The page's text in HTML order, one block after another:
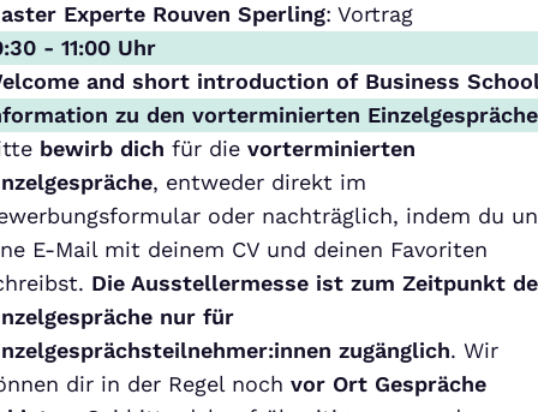
Experte Rouven Sperling: Vortrag
- 11:00 Uhr
and short introduction of Business
zu den vorterminierten
bewirb dich für dievorterminierten
, entweder direkt im
oder nachträglich, indem du
E-Mail mit deinem CV und deinen Favoriten
Die Ausstellermesse ist zum Zeitpunkt
nur für
zugänglich. Wir
dir in der Regel nochvor Ort Gespräche